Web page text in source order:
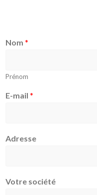
Nom *
Prénom
E-mail *
Adresse
Votre société